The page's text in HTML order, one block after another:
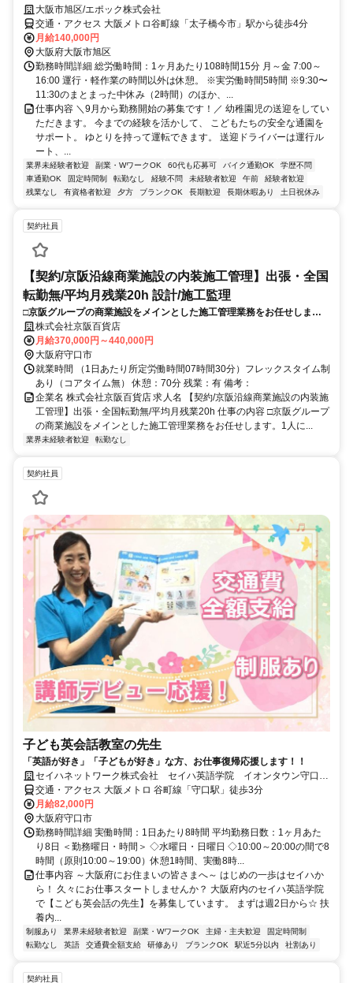
大阪市旭区/エポック株式会社
交通・アクセス 大阪メトロ谷町線「太子橋今市」駅から徒歩4分
月給140,000円
大阪府大阪市旭区
勤務時間詳細 総労働時間：1ヶ月あたり108時間15分 月～金 7:00～
16:00 運行・軽作業の時間以外は休憩。 ※実労働時間5時間 ※9:30〜
11:30のまとまった中休み（2時間）のほか、...
仕事内容 ＼9月から勤務開始の募集です！／ 幼稚園児の送迎をしてい
ただきます。 今までの経験を活かして、 こどもたちの安全な通園を
サポート。 ゆとりを持って運転できます。 送迎ドライバーは運行ル
ート、...
業界未経験者歓迎 副業・WワークOK 60代も応募可 バイク通勤OK
学歴不問
車通勤OK
固定時間制 転勤なし 経験不問 未経験者歓迎 午前
経験者歓迎
残業なし
有資格者歓迎 夕方 ブランクOK 長期歓迎 長期休暇あり 土日祝休み
契約社員
【契約/京阪沿線商業施設の内装施工管理】出張・全国
転勤無/平均月残業20h 設計/施工監理
□京阪グループの商業施設をメインとした施工管理業務をお任せしま
す。1人に業務負担がかからぬようコントロールし平均残業時間20h/月
です。 □京阪沿線の施設が対象となるため出張はございません。
株式会社京阪百貨店
月給370,000円～440,000円
大阪府守口市
就業時間 （1日あたり所定労働時間07時間30分）フレックスタイム制
あり（コアタイム無） 休憩：70分 残業：有 備考：
企業名 株式会社京阪百貨店 求人名 【契約/京阪沿線商業施設の内装施
工管理】出張・全国転勤無/平均月残業20h 仕事の内容 □京阪グループ
の商業施設をメインとした施工管理業務をお任せします。1人に...
業界未経験者歓迎 転勤なし
契約社員
子ども英会話教室の先生
「英語が好き」「子どもが好き」な方、お仕事復帰応援します！！
セイハネットワーク株式会社 セイハ英語学院 イオンタウン守口教
室
交通・アクセス 大阪メトロ 谷町線「守口駅」徒歩3分
月給82,000円
大阪府守口市
勤務時間詳細 実働時間：1日あたり8時間 平均勤務日数：1ヶ月あた
り8日 ＜勤務曜日・時間＞ ◇水曜日・日曜日 ◇10:00～20:00の間で8
時間（原則10:00～19:00）休憩1時間、実働8時...
仕事内容 ～大阪府にお住まいの皆さまへ～ はじめの一歩はセイハか
ら！ 久々にお仕事スタートしませんか？ 大阪府内のセイハ英語学院
で【こども英会話の先生】を募集しています。 まずは週2日から☆ 扶
養内...
制服あり 業界未経験者歓迎 副業・WワークOK 主婦・主夫歓迎
固定時間制
転勤なし
英語 交通費全額支給 研修あり ブランクOK 駅近5分以内 社割あり
契約社員